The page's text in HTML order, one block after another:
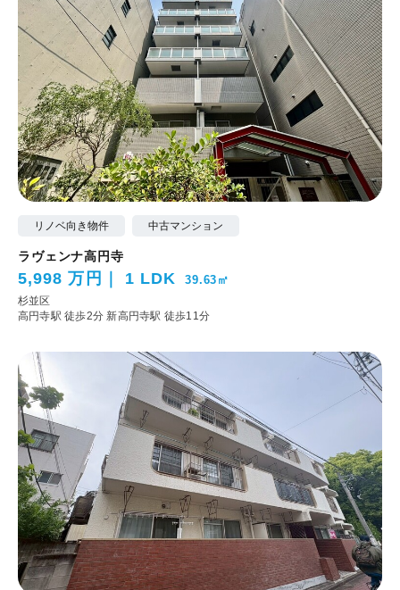
リノベ向き物件 中古マンション
ラヴェンナ高円寺
5,998 万円 1 LDK 39.63㎡
杉並区
高円寺駅 徒歩2分 新高円寺駅 徒歩11分